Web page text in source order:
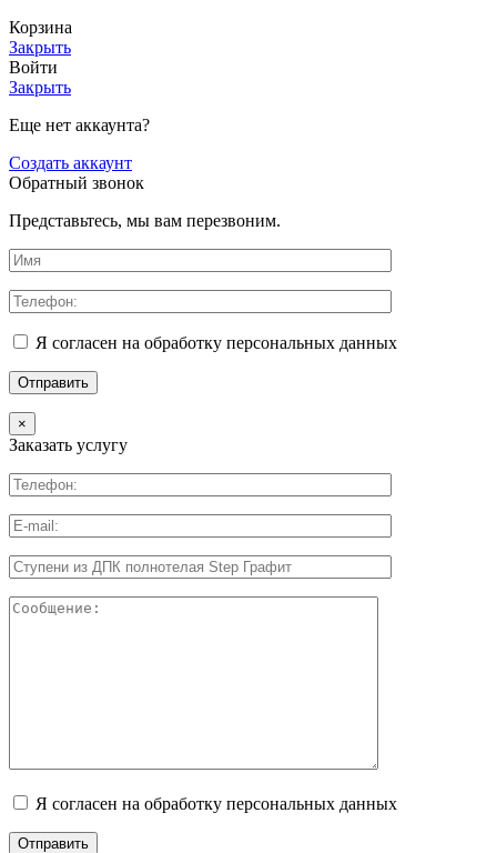
Корзина
Закрыть
Войти
Закрыть
Еще нет аккаунта?
Создать аккаунт
Обратный звонок
Представьтесь, мы вам перезвоним.
Я согласен на обработку персональных данных
×
Заказать услугу
Я согласен на обработку персональных данных